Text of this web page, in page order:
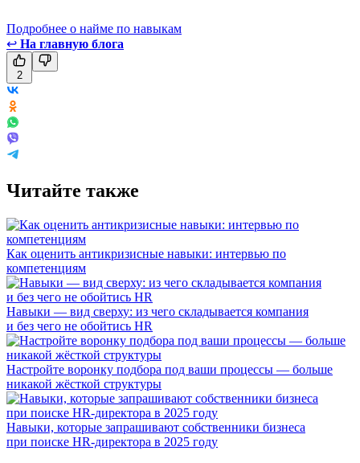
Подробнее о найме по навыкам
↩ На главную блога
2
Читайте также
Как оценить антикризисные навыки: интервью по
компетенциям
Навыки — вид сверху: из чего складывается компания
и без чего не обойтись HR
Настройте воронку подбора под ваши процессы — больше
никакой жёсткой структуры
Навыки, которые запрашивают собственники бизнеса
при поиске HR-директора в 2025 году